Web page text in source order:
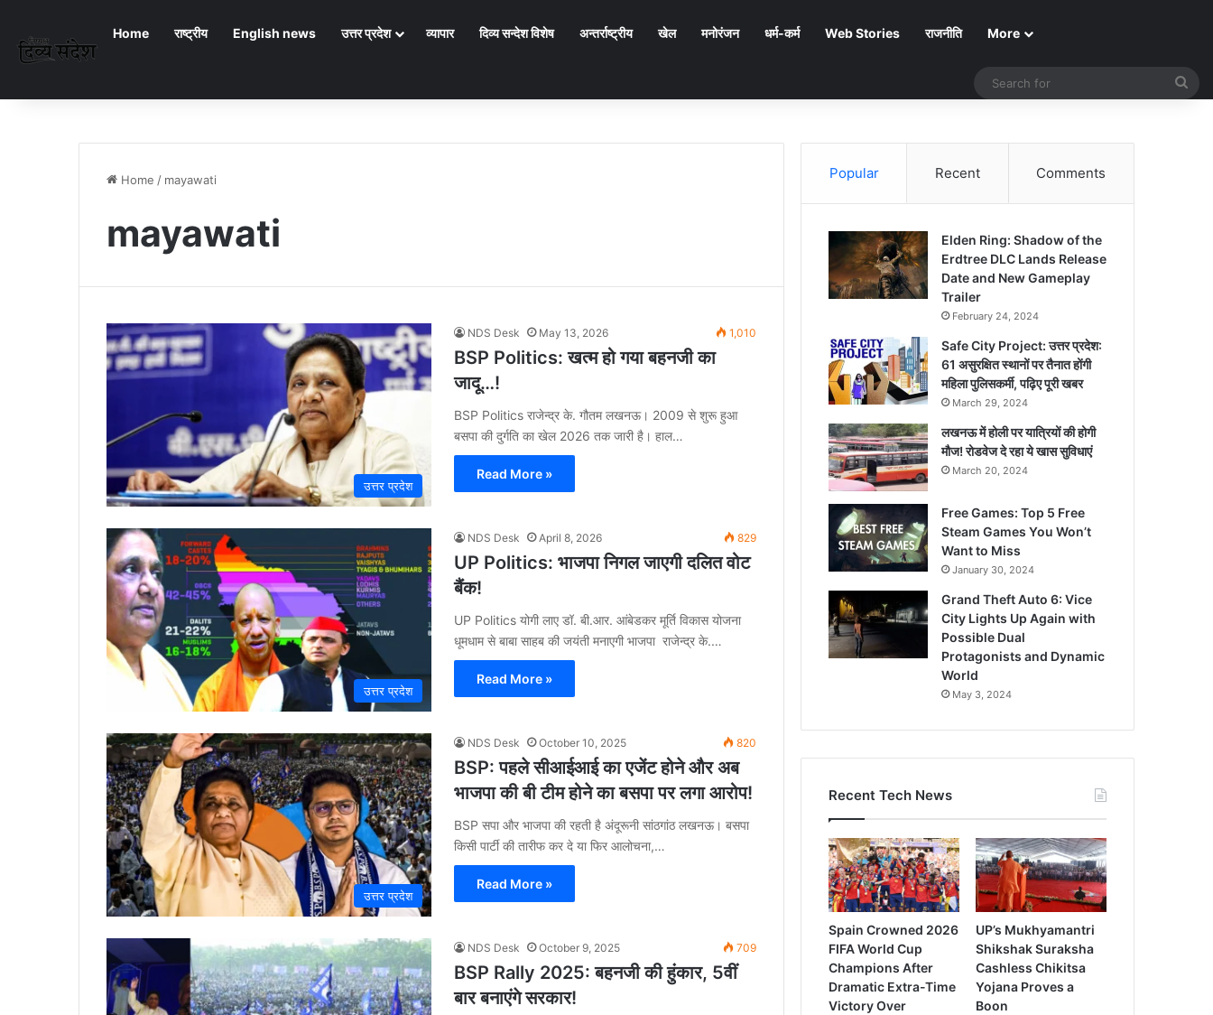
Home राष्ट्रीय English news उत्तर प्रदेश व्यापार दिव्य सन्देश विशेष अन्तर्राष्ट्रीय खेल मनोरंजन धर्म-कर्म Web Stories राजनीति More
Home / mayawati
mayawati
उत्तर प्रदेश
NDS Desk May 13, 2026 1,010
BSP Politics: खत्म हो गया बहनजी का
जादू…!
BSP Politics राजेन्द्र के. गौतम लखनऊ। 2009 से शुरू हुआ
बसपा की दुर्गति का खेल 2026 तक जारी है। हाल…
Read More »
उत्तर प्रदेश
NDS Desk April 8, 2026 829
UP Politics: भाजपा निगल जाएगी दलित वोट
बैंक!
UP Politics योगी लाए डॉ. बी.आर. आंबेडकर मूर्ति विकास योजना
धूमधाम से बाबा साहब की जयंती मनाएगी भाजपा राजेन्द्र के.…
Read More »
उत्तर प्रदेश
NDS Desk October 10, 2025 820
BSP: पहले सीआईआई का एजेंट होने और अब
भाजपा की बी टीम होने का बसपा पर लगा आरोप!
BSP सपा और भाजपा की रहती है अंदूरूनी सांठगांठ लखनऊ। बसपा
किसी पार्टी की तारीफ कर दे या फिर आलोचना,…
Read More »
NDS Desk October 9, 2025 709
BSP Rally 2025: बहनजी की हुंकार, 5वीं
बार बनाएंगे सरकार!
Popular Recent Comments
Elden Ring: Shadow of the
Erdtree DLC Lands Release
Date and New Gameplay
Trailer
February 24, 2024
Safe City Project: उत्तर प्रदेश:
61 असुरक्षित स्थानों पर तैनात होंगी
महिला पुलिसकर्मी, पढ़िए पूरी खबर
March 29, 2024
लखनऊ में होली पर यात्रियों की होगी
मौज! रोडवेज दे रहा ये खास सुविधाएं
March 20, 2024
Free Games: Top 5 Free
Steam Games You Won’t
Want to Miss
January 30, 2024
Grand Theft Auto 6: Vice
City Lights Up Again with
Possible Dual
Protagonists and Dynamic
World
May 3, 2024
Recent Tech News
Spain Crowned 2026
FIFA World Cup
Champions After
Dramatic Extra-Time
Victory Over
UP’s Mukhyamantri
Shikshak Suraksha
Cashless Chikitsa
Yojana Proves a
Boon